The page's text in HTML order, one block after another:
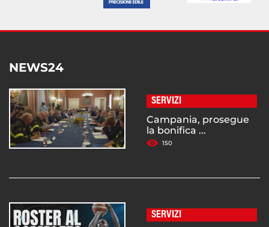
NEWS24
SERVIZI
Campania, prosegue
la bonifica ...
150
SERVIZI